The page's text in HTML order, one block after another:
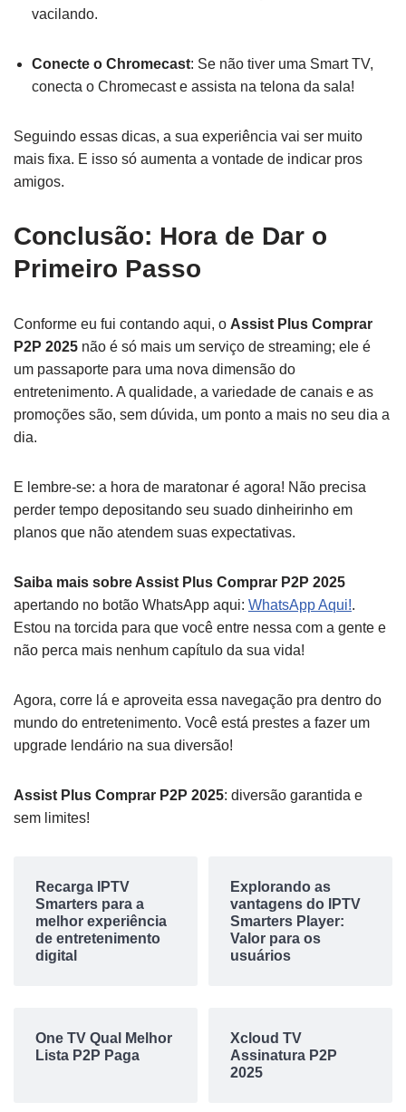
vacilando.
Conecte o Chromecast: Se não tiver uma Smart TV,
conecta o Chromecast e assista na telona da sala!
Seguindo essas dicas, a sua experiência vai ser muito
mais fixa. E isso só aumenta a vontade de indicar pros
amigos.
Conclusão: Hora de Dar o
Primeiro Passo
Conforme eu fui contando aqui, o Assist Plus Comprar
P2P 2025 não é só mais um serviço de streaming; ele é
um passaporte para uma nova dimensão do
entretenimento. A qualidade, a variedade de canais e as
promoções são, sem dúvida, um ponto a mais no seu dia a
dia.
E lembre-se: a hora de maratonar é agora! Não precisa
perder tempo depositando seu suado dinheirinho em
planos que não atendem suas expectativas.
Saiba mais sobre Assist Plus Comprar P2P 2025
apertando no botão WhatsApp aqui: WhatsApp Aqui!.
Estou na torcida para que você entre nessa com a gente e
não perca mais nenhum capítulo da sua vida!
Agora, corre lá e aproveita essa navegação pra dentro do
mundo do entretenimento. Você está prestes a fazer um
upgrade lendário na sua diversão!
Assist Plus Comprar P2P 2025: diversão garantida e
sem limites!
Recarga IPTV
Smarters para a
melhor experiência
de entretenimento
digital
Explorando as
vantagens do IPTV
Smarters Player:
Valor para os
usuários
One TV Qual Melhor
Lista P2P Paga
Xcloud TV
Assinatura P2P
2025